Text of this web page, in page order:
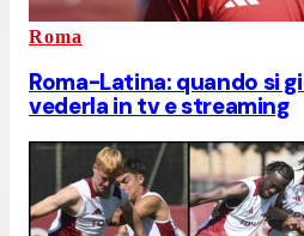
Roma
Roma-Latina: quando si
vederla in tv e streaming